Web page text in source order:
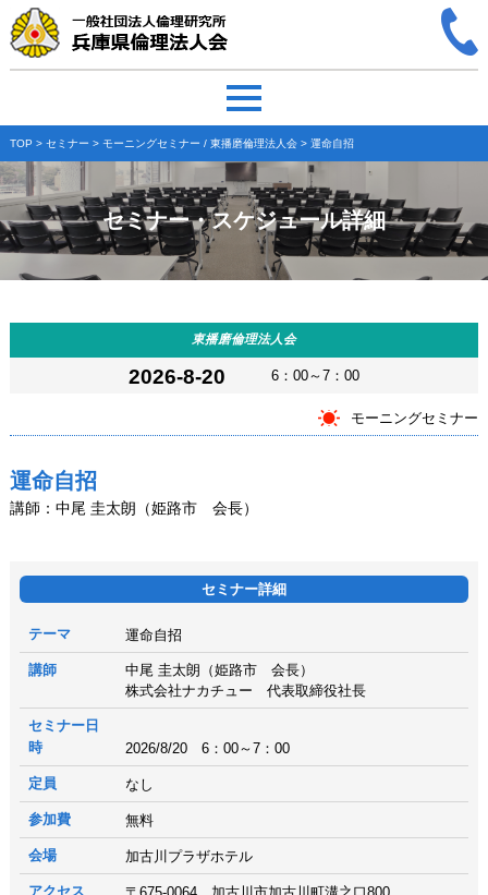
TOP > セミナー > モーニングセミナー / 東播磨倫理法人会> 運命自招
セミナー・スケジュール詳細
東播磨倫理法人会
2026-8-20 6：00～7：00
モーニングセミナー
運命自招
講師：中尾 圭太朗（姫路市 会長）
セミナー詳細
テーマ 運命自招
講師
中尾 圭太朗（姫路市 会長）
株式会社ナカチュー 代表取締役社長
セミナー日
時
2026/8/20 6：00～7：00
定員 なし
参加費 無料
会場 加古川プラザホテル
アクセス